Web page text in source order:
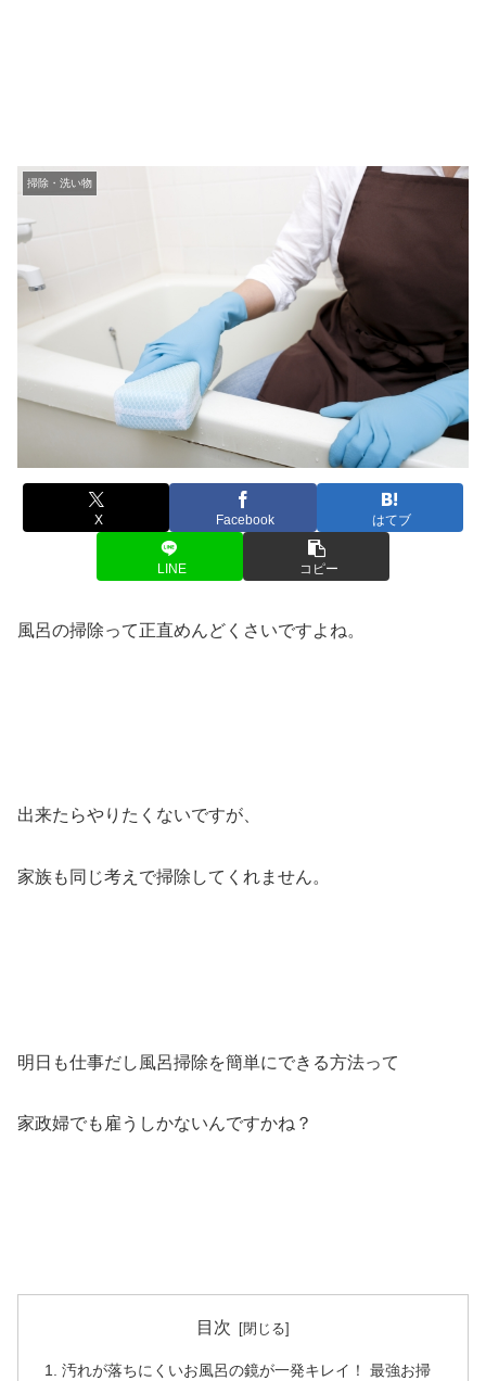
掃除・洗い物
X Facebook はてブ
LINE コピー
風呂の掃除って正直めんどくさいですよね。
出来たらやりたくないですが、
家族も同じ考えで掃除してくれません。
明日も仕事だし風呂掃除を簡単にできる方法って
家政婦でも雇うしかないんですかね？
目次
汚れが落ちにくいお風呂の鏡が一発キレイ！ 最強お掃